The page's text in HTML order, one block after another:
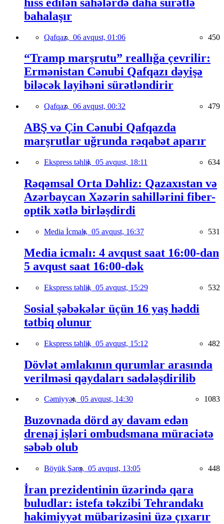
bahalaşır
Qafqaz, 06 avqust, 01:06 450
“Tramp marşrutu” reallığa çevrilir:
Ermənistan Cənubi Qafqazı dəyişə
biləcək layihəni sürətləndirir
Qafqaz, 06 avqust, 00:32 479
ABŞ və Çin Cənubi Qafqazda
marşrutlar uğrunda rəqabət aparır
Ekspress təhlil, 05 avqust, 18:11 634
Rəqəmsal Orta Dəhliz: Qazaxıstan və
Azərbaycan Xəzərin sahillərini fiber-
optik xətlə birləşdirdi
Media İcmalı, 05 avqust, 16:37 531
Media icmalı: 4 avqust saat 16:00-dan
5 avqust saat 16:00-dək
Ekspress təhlil, 05 avqust, 15:29 532
Sosial şəbəkələr üçün 16 yaş həddi
tətbiq olunur
Ekspress təhlil, 05 avqust, 15:12 482
Dövlət əmlakının qurumlar arasında
verilməsi qaydaları sadələşdirilib
Cəmiyyət, 05 avqust, 14:30 1083
Buzovnada dörd ay davam edən
drenaj işləri ombudsmana müraciətə
səbəb olub
Böyük Şərq, 05 avqust, 13:05 448
İran prezidentinin üzərində qara
buludlar: istefa təkzibi Tehrandakı
hakimiyyət mübarizəsini üzə çıxarır